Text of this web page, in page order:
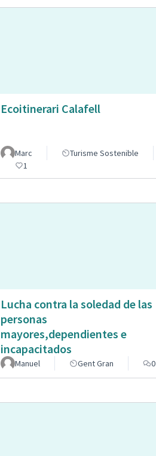
Ecoitinerari Calafell
Marc Turisme Sostenible
1
Lucha contra la soledad de las
personas
mayores,dependientes e
incapacitados
Manuel Gent Gran 0